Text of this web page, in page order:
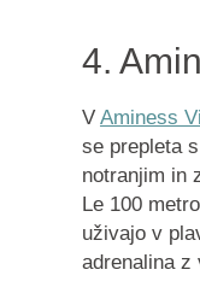
4.
V Aminess
se prepleta
notranjim in
Le 100
uživajo v
adrenalina z